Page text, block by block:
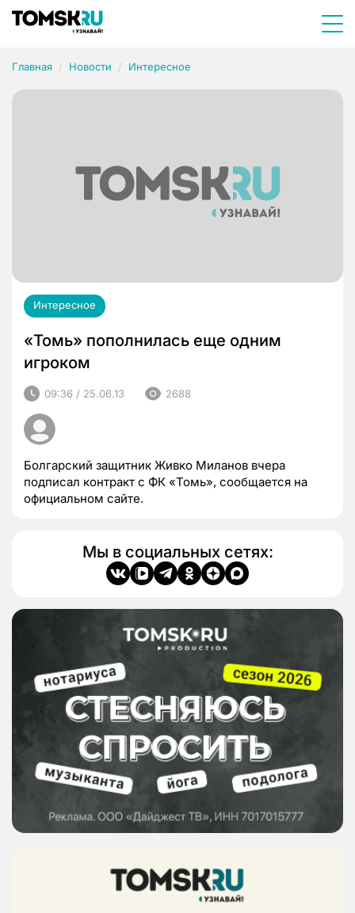
Главная Новости Интересное
Интересное
«Томь» пополнилась еще одним
игроком
09:36 / 25.06.13 2688
Болгарский защитник Живко Миланов вчера
подписал контракт с ФК «Томь», сообщается на
официальном сайте.
Мы в социальных сетях: